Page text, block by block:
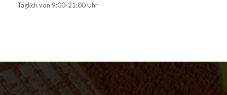
Täglich von 9:00-21:00 Uhr